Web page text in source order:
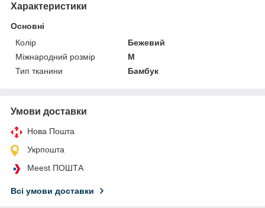
Характеристики
Основні
Колір
Бежевий
Міжнародний розмір
M
Тип тканини
Бамбук
Умови доставки
Нова Пошта
Укрпошта
Meest ПОШТА
Всі умови доставки